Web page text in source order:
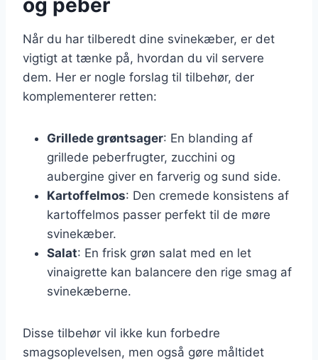
Når du har tilberedt dine svinekæber, er det
vigtigt at tænke på, hvordan du vil servere
dem. Her er nogle forslag til tilbehør, der
komplementerer retten:
Grillede grøntsager: En blanding af
grillede peberfrugter, zucchini og
aubergine giver en farverig og sund side.
Kartoffelmos: Den cremede konsistens af
kartoffelmos passer perfekt til de møre
svinekæber.
Salat: En frisk grøn salat med en let
vinaigrette kan balancere den rige smag af
svinekæberne.
Disse tilbehør vil ikke kun forbedre
smagsoplevelsen, men også gøre måltidet